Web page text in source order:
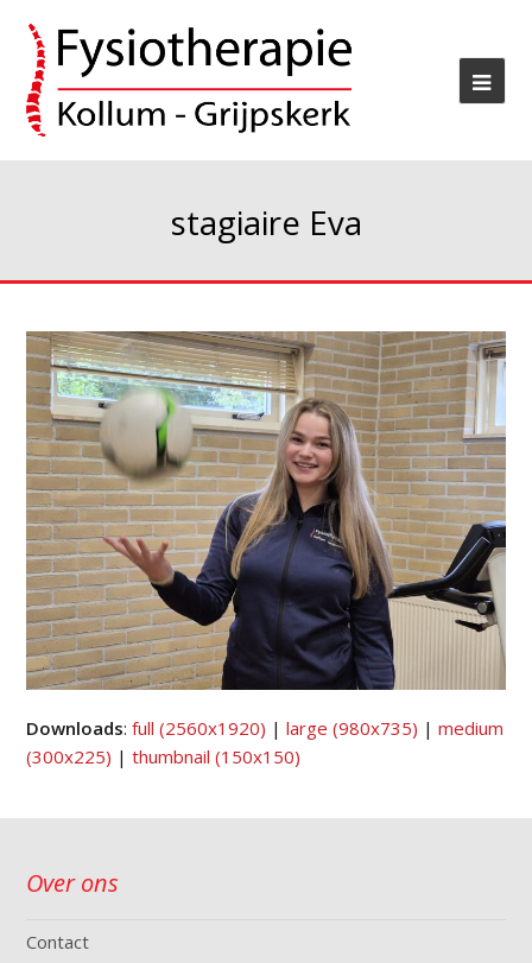
stagiaire Eva
Downloads:full (2560x1920) |large (980x735) |medium
(300x225) |thumbnail (150x150)
Over ons
Contact